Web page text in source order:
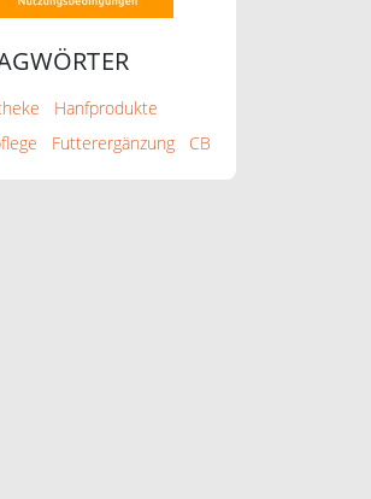
Hanfprodukte
Futterergänzung CB